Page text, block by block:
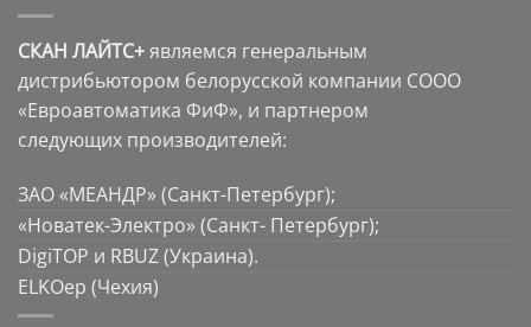
СКАН ЛАЙТС+являемся генеральным
дистрибьютором белорусской компании СООО
«Евроавтоматика ФиФ», и партнером
следующих производителей:
ЗАО «МЕАНДР» (Санкт-Петербург);
«Новатек-Электро» (Санкт- Петербург);
DigiTOP и RBUZ (Украина).
ELKOep (Чехия)